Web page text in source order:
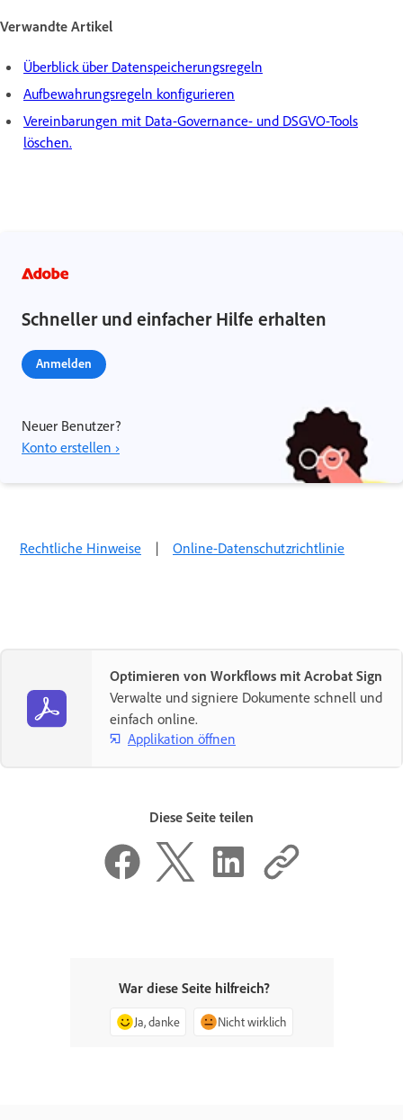
Verwandte Artikel
Überblick über Datenspeicherungsregeln
Aufbewahrungsregeln konfigurieren
Vereinbarungen mit Data-Governance- und DSGVO-Tools
löschen.
Schneller und einfacher Hilfe erhalten
Anmelden
Neuer Benutzer?
Konto erstellen ›
Rechtliche Hinweise | Online-Datenschutzrichtlinie
Optimieren von Workflows mit Acrobat Sign
Verwalte und signiere Dokumente schnell und
einfach online.
Applikation öffnen
Diese Seite teilen
War diese Seite hilfreich?
Ja, danke Nicht wirklich